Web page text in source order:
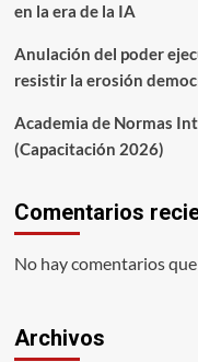
en la era de la IA
Anulación del poder
resistir la erosión
Academia de Normas
(Capacitación 2026)
Comentarios
No hay comentarios
Archivos